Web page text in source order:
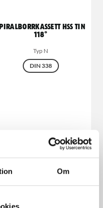
Om
HSS TIN
118°
Typ N
DIN 338
spiralborr 25 delar
1.0 - 13.0 mm / 0,5 mm steg